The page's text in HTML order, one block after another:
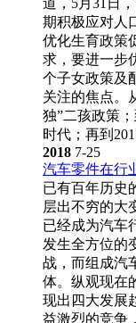
道，5月31
期积极应对人
优化生育政策
求，要进一
个子女政策及
关注的焦点
独”二孩政策
时代；再到
2018 7-25
汽车零件在行
已有百年历史
层出不穷的大变
已经成为汽车
发生全方位的
战，而组成
体。纵观现在
现出四大发展趋
益激烈的竞争